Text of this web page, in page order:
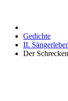
Gedichte
II.
Der